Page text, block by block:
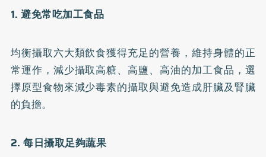
1. 避免常吃加工食品
均衡攝取六大類飲食獲得充足的營養，維持身體的正
常運作，減少攝取高糖、高鹽、高油的加工食品，選
擇原型食物來減少毒素的攝取與避免造成肝臟及腎臟
的負擔。
2. 每日攝取足夠蔬果